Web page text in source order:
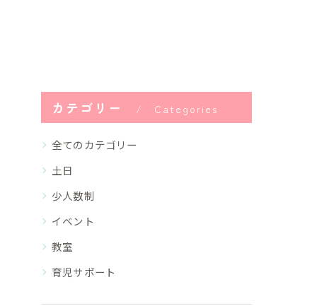
カテゴリー Categories
全てのカテゴリー
土日
少人数制
イベント
教室
育児サポート